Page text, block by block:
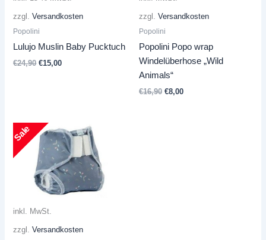
zzgl.Versandkosten
Popolini
Lulujo Muslin Baby Pucktuch
€24,90 Ursprünglicher
€15,00Aktueller
zzgl. Versandkosten
Popolini
Popolini Popo wrap
Windelüberhose „Wild
Animals“
€16,90 Ursprünglicher
€8,00Aktueller
inkl. MwSt.
zzgl.Versandkosten
Sale